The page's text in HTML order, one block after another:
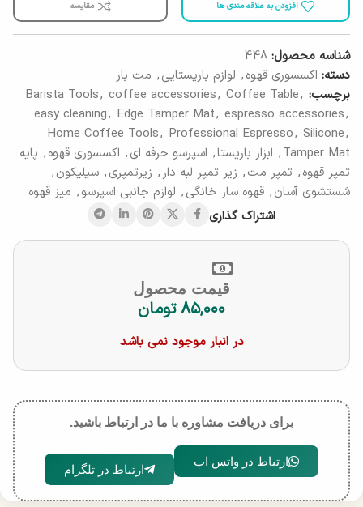
افزودن به علاقه مندی ها مقایسه
شناسه محصول: 448
دسته: اکسسوری قهوه, لوازم باریستایی, مت بار
برچسب:
Barista Tools, coffee accessories, Coffee Table,
easy cleaning, Edge Tamper Mat, espresso accessories,
Home Coffee Tools, Professional Espresso, Silicone,
Tamper Mat
, ابزار باریستا, اسپرسو حرفه ای, اکسسوری قهوه, پایه
تمپر قهوه, تمپر مت, زیر تمپر لبه دار, زیرتمپری, سیلیکون,
شستشوی آسان, قهوه ساز خانگی, لوازم جانبی اسپرسو, میز قهوه
اشتراک گذاری
قیمت محصول
۸۵,۰۰۰ تومان
در انبار موجود نمی باشد
برای دریافت مشاوره با ما در ارتباط باشید.
ارتباط در واتس اپ
ارتباط در تلگرام